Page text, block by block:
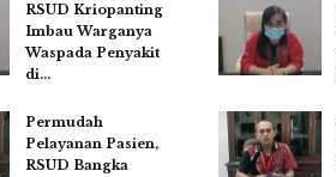
RSUD Kriopanting
Imbau Warganya
Waspada Penyakit
di…
Permudah
Pelayanan Pasien,
RSUD Bangka